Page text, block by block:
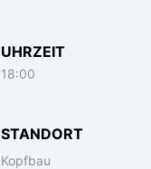
UHRZEIT
18:00
STANDORT
Kopfbau